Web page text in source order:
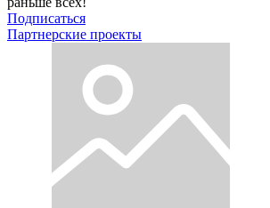
Подписаться
Партнерские проекты